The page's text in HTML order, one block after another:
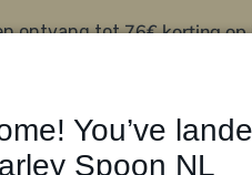
ontvang tot76€ korting op
You’ve
Spoon NL